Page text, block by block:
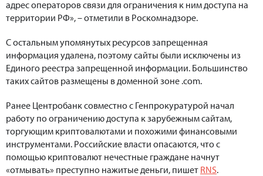
адрес операторов связи для ограничения к ним доступа на
территории РФ», – отметили в Роскомнадзоре.
С остальным упомянутых ресурсов запрещенная
информация удалена, поэтому сайты были исключены из
Единого реестра запрещенной информации. Большинство
таких сайтов размещены в доменной зоне .com.
Ранее Центробанк совместно с Генпрокуратурой начал
работу по ограничению доступа к зарубежным сайтам,
торгующим криптовалютами и похожими финансовыми
инструментами. Российские власти опасаются, что с
помощью криптовалют нечестные граждане начнут
«отмывать» преступно нажитые деньги, пишет RNS.